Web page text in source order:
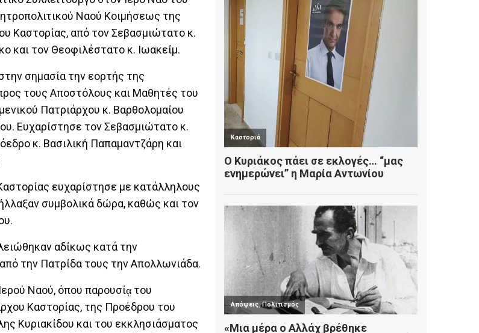
Ναού Κοιμήσεως της
Καστορίας, από τον Σεβασμιώτατο κ.
και τον Θεοφιλέστατο κ. Ιωακείμ.
σημασία την εορτής της
τους Αποστόλους και Μαθητές του
Πατριάρχου κ. Βαρθολομαίου
Ευχαρίστησε τον Σεβασμιώτατο κ.
κ. Βασιλική Παπαμαντζάρη και
ευχαρίστησε με κατάλληλους
συμβολικά δώρα, καθώς και τον
αδίκως κατά την
την Πατρίδα τους την Απολλωνιάδα.
Ναού, όπου παρουσίᾳ του
Καστορίας, της Προέδρου του
Κυριακίδου και του εκκλησιάσματος